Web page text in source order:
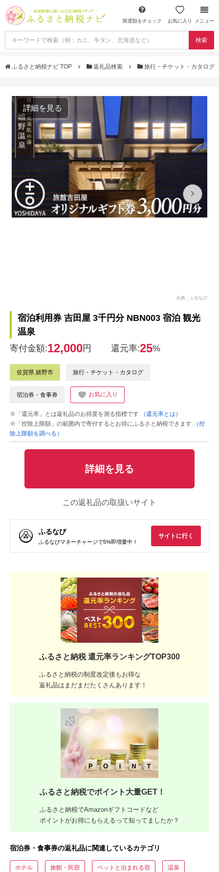
限度額をチェック お気に入り メニュー
検索
ふるさと納税ナビ TOP 返礼品検索 旅行・チケット・カタログ
詳細を見る
出典：ふるなび
宿泊利用券 吉田屋 3千円分 NBN003 宿泊 観光
温泉
寄付金額:12,000円 還元率:25%
佐賀県 嬉野市 旅行・チケット・カタログ
宿泊券・食事券 お気に入り
※「還元率」とは返礼品のお得度を測る指標です
（還元率とは）
※「控除上限額」の範囲内で寄付するとお得にふるさと納税できます
（控
除上限額を調べる）
詳細を見る
この返礼品の取扱いサイト
ふるなび
ふるなびマネーチャージで5%即増量中！
サイトに行く
ふるさと納税 還元率ランキングTOP300
ふるさと納税の制度改定後もお得な
返礼品はまだまだたくさんあります！
ふるさと納税でポイント大量GET！
ふるさと納税でAmazonギフトコードなど
ポイントがお得にもらえるって知ってましたか？
宿泊券・食事券の返礼品に関連しているカテゴリ
ホテル 旅館・民宿 ペットと泊まれる宿 温泉